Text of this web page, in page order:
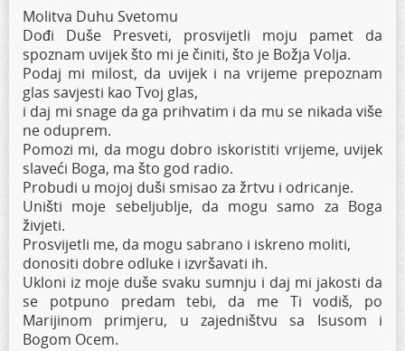
Molitva Duhu Svetomu
Dođi Duše Presveti, prosvijetli moju pamet da
spoznam uvijek što mi je činiti, što je Božja Volja.
Podaj mi milost, da uvijek i na vrijeme prepoznam
glas savjesti kao Tvoj glas,
i daj mi snage da ga prihvatim i da mu se nikada više
ne oduprem.
Pomozi mi, da mogu dobro iskoristiti vrijeme, uvijek
slaveći Boga, ma što god radio.
Probudi u mojoj duši smisao za žrtvu i odricanje.
Uništi moje sebeljublje, da mogu samo za Boga
živjeti.
Prosvijetli me, da mogu sabrano i iskreno moliti,
donositi dobre odluke i izvršavati ih.
Ukloni iz moje duše svaku sumnju i daj mi jakosti da
se potpuno predam tebi, da me Ti vodiš, po
Marijinom primjeru, u zajedništvu sa Isusom i
Bogom Ocem.